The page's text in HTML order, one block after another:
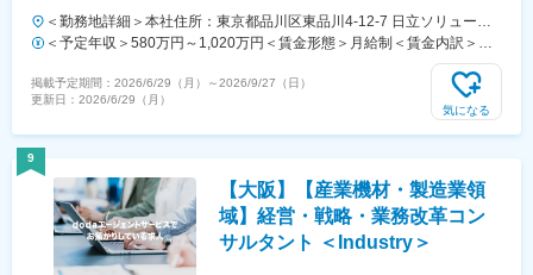
＜勤務地詳細＞本社住所：東京都品川区東品川4-12-7 日立ソリューシ
ョンズタワー勤務地最寄駅：りんかい線／品川シーサイド駅受動喫煙対
策：屋内全面禁煙変更の範囲：会社の定める場所（スポットリモートワ
ーク制度に定める就業場所を含む）
＜予定年収＞580万円～1,020万円＜賃金形態＞月給制＜賃金内訳＞月
額（基本給）：270,000円～450,000円＜月給＞270,000円～450,000円
＜昇給有無＞有＜残業手当＞有＜給与補足＞※上記には住宅手当など福
利厚生に関する手当は含まず■フルフレックスタイム勤務（担当者）：
を通じて上下する可能性があります。月給(月額)は固定手当を含めた表
記です。
掲載予定期間： 2026/6/29（月） ～2026/9/27（日）
更新日： 2026/6/29（月）
気になる
9
【大阪】【産業機材・製造業領
域】経営・戦略・業務改革コン
サルタント ＜Industry＞